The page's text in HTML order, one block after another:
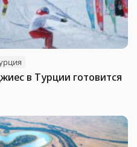
в Турции готовится